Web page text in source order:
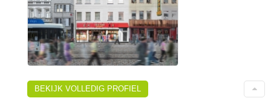
BEKIJK VOLLEDIG PROFIEL